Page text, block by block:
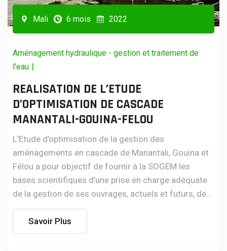
Mali 6 mois 2022
Aménagement hydraulique - gestion et traitement de
l'eau |
REALISATION DE L’ETUDE
D’OPTIMISATION DE CASCADE
MANANTALI-GOUINA-FELOU
L’Etude d’optimisation de la gestion des
aménagements en cascade de Manantali, Gouina et
Félou a pour objectif de fournir à la SOGEM les
bases scientifiques d’une prise en charge adéquate
de la gestion de ses ouvrages, actuels et futurs, de...
Savoir Plus